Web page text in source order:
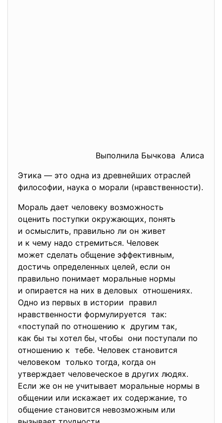
Выполнила Бычкова Алиса
Этика — это одна из древнейших отраслей
философии, наука о морали (нравственности).
Мораль дает человеку возможность
оценить поступки окружающих, понять
и осмыслить, правильно ли он живет
и к чему надо стремиться. Человек
может сделать общение эффективным,
достичь определенных целей, если он
правильно понимает моральные нормы
и опирается на них в деловых отношениях.
Одно из первых в истории правил
нравственности формулируется так:
«поступай по отношению к другим так,
как бы ты хотел бы, чтобы они поступали по
отношению к тебе. Человек становится
человеком только тогда, когда он
утверждает человеческое в других людях.
Если же он не учитывает моральные нормы в
общении или искажает их содержание, то
общение становится невозможным или